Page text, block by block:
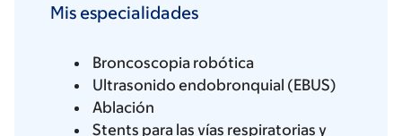
Mis especialidades
Broncoscopia robótica
Ultrasonido endobronquial (EBUS)
Ablación
Stents para las vías respiratorias y